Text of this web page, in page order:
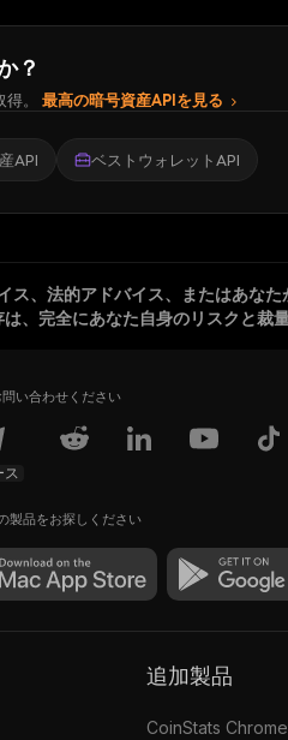
？
。 最高の暗号資産APIを見る
API ベストウォレットAPI
、法的アドバイス、またはあな
、完全にあなた自身のリスクと裁量
問い合わせください
ス
製品をお探しください
追加製品
CoinStats